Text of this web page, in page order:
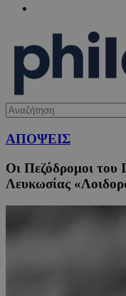
ΑΠΟΨΕΙΣ
Οι Πεζόδρομοι του
Λευκωσίας